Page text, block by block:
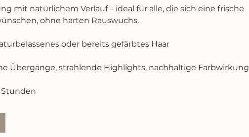
mit natürlichem Verlauf – ideal für alle, die sich eine frische
ohne harten Rauswuchs.
oder bereits gefärbtes Haar
Übergänge, strahlende Highlights, nachhaltige Farbwirkung